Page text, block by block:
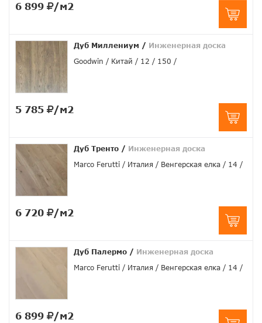
6 899 /м2
Дуб Миллениум / Инженерная доска
Goodwin
Китай 12 150
5 785 /м2
Дуб Тренто / Инженерная доска
Marco Ferutti
Италия Венгерская елка 14
6 720 /м2
Дуб Палермо / Инженерная доска
Marco Ferutti
Италия Венгерская елка 14
6 899 /м2